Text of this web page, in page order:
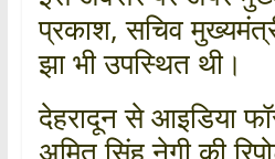
प्रकाश, सचिव
झा भी उपस्थित थी।
देहरादून से आइडिया